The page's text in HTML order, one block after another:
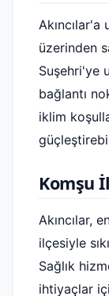
üzerinden
Suşehri'ye
bağlantı
iklim
Komşu
Akıncılar,
ilçesiyle
Sağlık
ihtiyaçlar